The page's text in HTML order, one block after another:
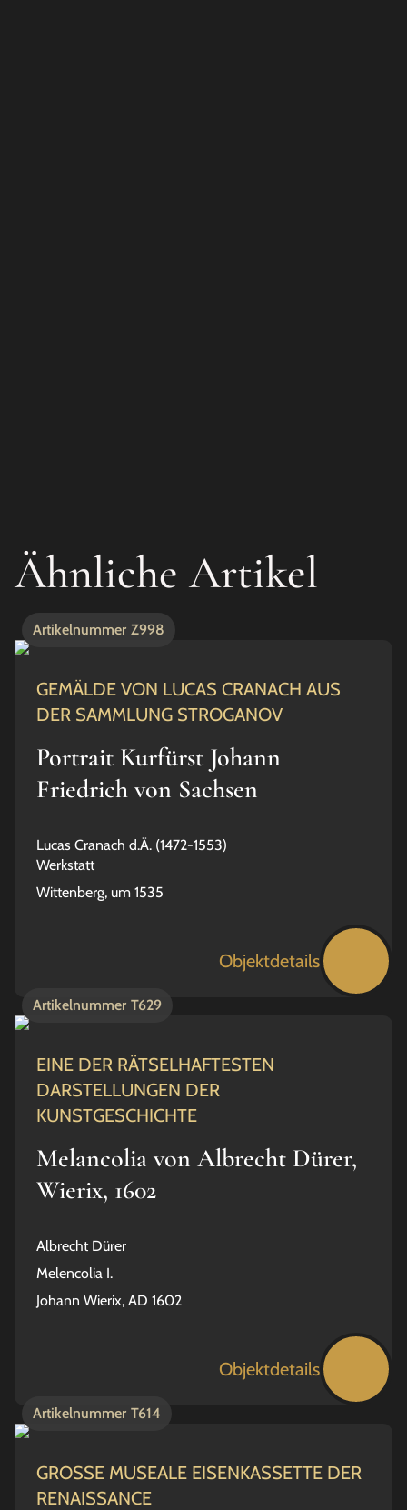
Ähnliche Artikel
Artikelnummer Z998
GEMÄLDE VON LUCAS CRANACH AUS
DER SAMMLUNG STROGANOV
Portrait Kurfürst Johann
Friedrich von Sachsen
Lucas Cranach d.Ä. (1472-1553)
Werkstatt
Wittenberg, um 1535
Objektdetails
Artikelnummer T629
EINE DER RÄTSELHAFTESTEN
DARSTELLUNGEN DER
KUNSTGESCHICHTE
Melancolia von Albrecht Dürer,
Wierix, 1602
Albrecht Dürer
Melencolia I.
Johann Wierix, AD 1602
Objektdetails
Artikelnummer T614
GROSSE MUSEALE EISENKASSETTE DER
RENAISSANCE